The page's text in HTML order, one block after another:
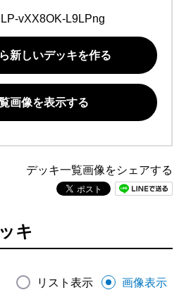
vXX8OK-L9LPng
新しいデッキを作る
画像を表示する
デッキ一覧画像をシェアする
キ
リスト表示 画像表示